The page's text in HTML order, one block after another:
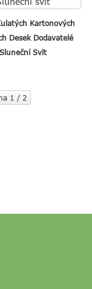
Kartonových
Desek Dodavatelé
Svit
1 / 2